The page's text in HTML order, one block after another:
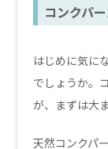
コンクパ
はじめに気に
でしょうか。
が、まずは大
天然コンクパ